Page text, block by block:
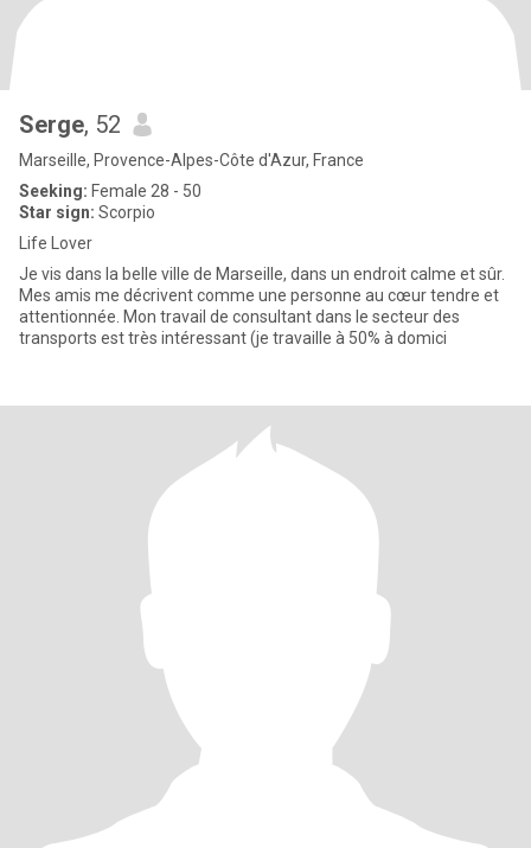
Serge, 52
Marseille, Provence-Alpes-Côte d'Azur, France
Seeking: Female 28 - 50
Star sign: Scorpio
Life Lover
Je vis dans la belle ville de Marseille, dans un endroit calme et sûr.
Mes amis me décrivent comme une personne au cœur tendre et
attentionnée. Mon travail de consultant dans le secteur des
transports est très intéressant (je travaille à 50% à domici